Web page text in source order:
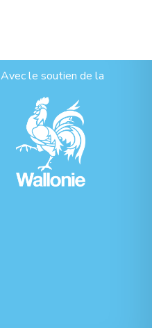
Avec le soutien de la